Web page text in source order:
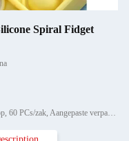
Spiral Fidget
Verpakking Details: 1 PC /opp 12pcs/bag, 6 PCs/opp, 60 PCs/zak, Aangepaste verpakking